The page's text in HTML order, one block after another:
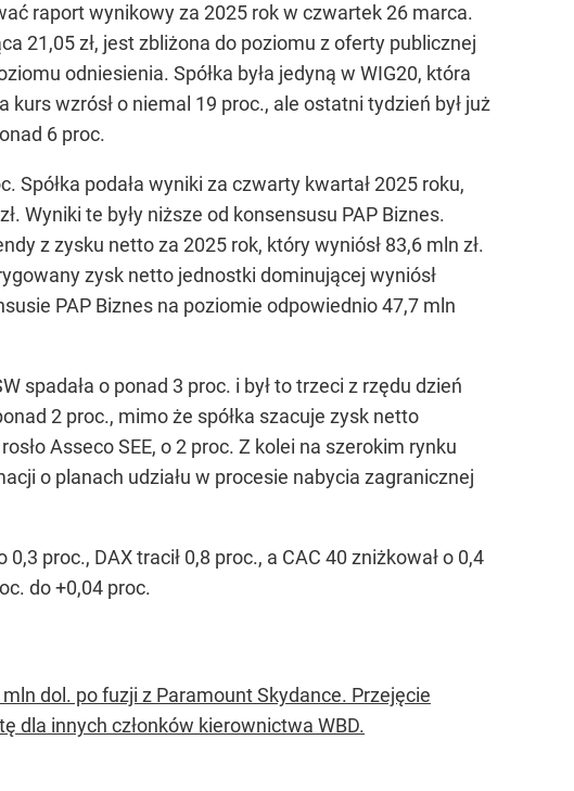
raport wynikowy za 2025 rok w czwartek 26 marca.
21,05 zł, jest zbliżona do poziomu z oferty publicznej
odniesienia. Spółka była jedyną w WIG20, która
wzrósł o niemal 19 proc., ale ostatni tydzień był już
6 proc.
Spółka podała wyniki za czwarty kwartał 2025 roku,
Wyniki te były niższe od konsensusu PAP Biznes.
z zysku netto za 2025 rok, który wyniósł 83,6 mln zł.
zysk netto jednostki dominującej wyniósł
PAP Biznes na poziomie odpowiednio 47,7 mln
spadała o ponad 3 proc. i był to trzeci z rzędu dzień
2 proc., mimo że spółka szacuje zysk netto
Asseco SEE, o 2 proc. Z kolei na szerokim rynku
o planach udziału w procesie nabycia zagranicznej
proc., DAX tracił 0,8 proc., a CAC 40 zniżkował o 0,4
do +0,04 proc.
dol. po fuzji z Paramount Skydance. Przejęcie
dla innych członków kierownictwa WBD.